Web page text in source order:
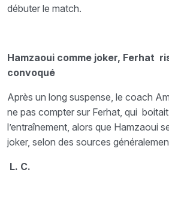
débuter le match.
Hamzaoui comme joker, Ferhat
convoqué
Après un long suspense, le coach
ne pas compter sur Ferhat, qui
l’entraînement, alors que Hamzaoui
joker, selon des sources
L. C.